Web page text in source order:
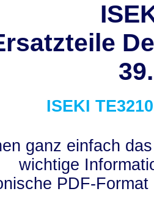
ISEKI TE3210
ganz einfach
wichtige
PDF-